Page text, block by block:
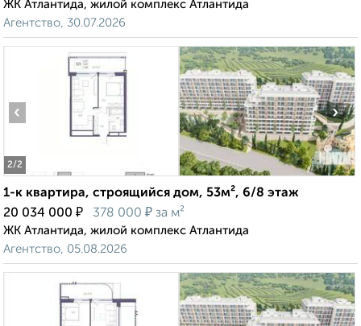
ЖК Атлантида, жилой комплекс Атлантида
Агентство, 30.07.2026
2/2
‹ ›
1-к квартира, строящийся дом, 53м², 6/8 этаж
20 034 000 ₽ 378 000 ₽ за м²
ЖК Атлантида, жилой комплекс Атлантида
Агентство, 05.08.2026